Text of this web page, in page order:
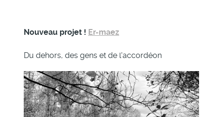
Nouveau projet ! Er-maez
Du dehors, des gens et de l'accordéon